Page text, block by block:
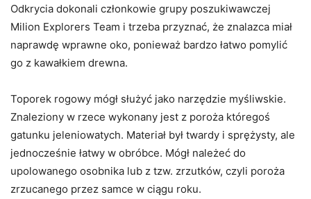
Odkrycia dokonali członkowie grupy poszukiwawczej
Milion Explorers Team i trzeba przyznać, że znalazca miał
naprawdę wprawne oko, ponieważ bardzo łatwo pomylić
go z kawałkiem drewna.
Toporek rogowy mógł służyć jako narzędzie myśliwskie.
Znaleziony w rzece wykonany jest z poroża któregoś
gatunku jeleniowatych. Materiał był twardy i sprężysty, ale
jednocześnie łatwy w obróbce. Mógł należeć do
upolowanego osobnika lub z tzw. zrzutków, czyli poroża
zrzucanego przez samce w ciągu roku.